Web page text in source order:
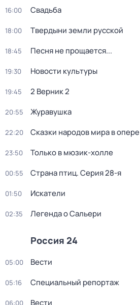
16:00 Свадьба
18:00 Твердыни земли русской
18:45 Песня не прощается...
19:30 Новости культуры
19:45 2 Верник 2
20:55 Журавушка
22:20 Сказки народов мира в опере
23:50 Только в мюзик-холле
00:55 Страна птиц. Серия 28-я
01:50 Искатели
02:35 Легенда о Сальери
Россия 24
05:00 Вести
05:16 Специальный репортаж
06:00 Вести